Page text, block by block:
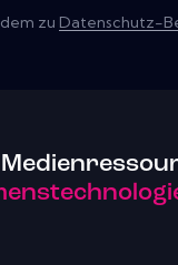
zu Datenschutz-